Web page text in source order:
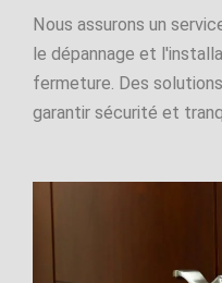
Nous assurons un
le dépannage et
fermeture. Des
garantir sécurité et